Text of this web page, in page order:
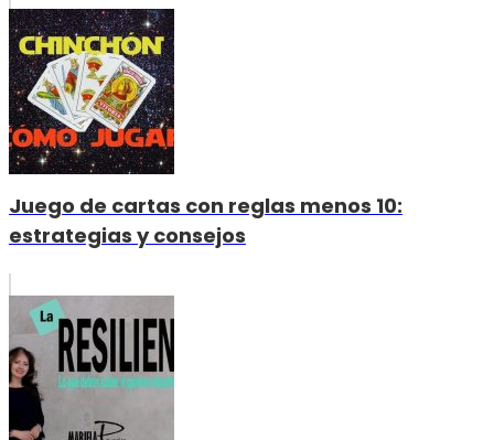
Juego de cartas con reglas menos 10:
estrategias y consejos